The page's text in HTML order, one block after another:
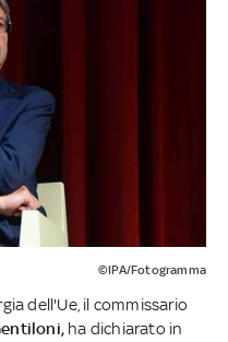
©IPA/Fotogramma
dell'Ue, il commissario
ha dichiarato in